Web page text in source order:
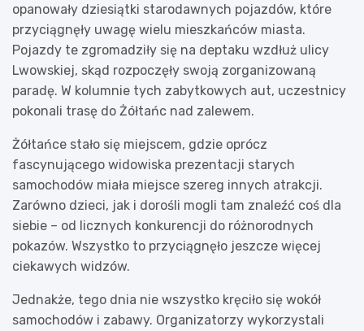
opanowały dziesiątki starodawnych pojazdów, które
przyciągnęły uwagę wielu mieszkańców miasta.
Pojazdy te zgromadziły się na deptaku wzdłuż ulicy
Lwowskiej, skąd rozpoczęły swoją zorganizowaną
paradę. W kolumnie tych zabytkowych aut, uczestnicy
pokonali trasę do Żółtańc nad zalewem.
Żółtańce stało się miejscem, gdzie oprócz
fascynującego widowiska prezentacji starych
samochodów miała miejsce szereg innych atrakcji.
Zarówno dzieci, jak i dorośli mogli tam znaleźć coś dla
siebie – od licznych konkurencji do różnorodnych
pokazów. Wszystko to przyciągnęło jeszcze więcej
ciekawych widzów.
Jednakże, tego dnia nie wszystko kręciło się wokół
samochodów i zabawy. Organizatorzy wykorzystali